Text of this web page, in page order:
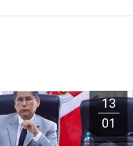
13
01